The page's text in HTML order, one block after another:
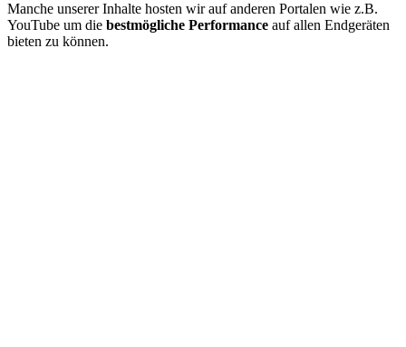
Manche unserer Inhalte hosten wir auf anderen Portalen wie z.B.
YouTube um die bestmögliche Performance auf allen Endgeräten
bieten zu können.